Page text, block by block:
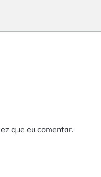
que eu comentar.